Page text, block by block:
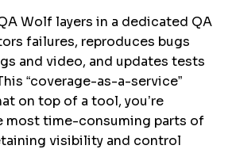
Wolf layers in a dedicated QA
failures, reproduces bugs
and video, and updates tests
“coverage-as-a-service”
on top of a tool, you’re
most time-consuming parts of
visibility and control